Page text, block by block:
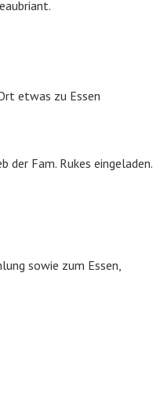
etwas zu Essen
der Fam. Rukes eingeladen.
sowie zum Essen,